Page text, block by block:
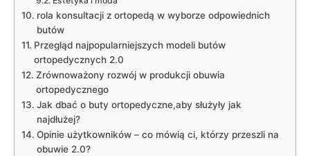
rola konsultacji z ortopedą w wyborze odpowiednich
butów
Przegląd najpopularniejszych modeli butów
ortopedycznych 2.0
Zrównoważony rozwój w produkcji obuwia
ortopedycznego
Jak dbać o buty ortopedyczne,aby służyły jak
najdłużej?
Opinie użytkowników – co mówią ci, którzy przeszli na
obuwie 2.0?